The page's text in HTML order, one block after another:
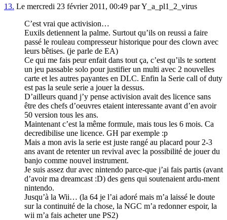
13. Le mercredi 23 février 2011, 00:49 par Y_a_pl1_2_virus
C’est vrai que activision…
Euxils detiennent la palme. Surtout qu’ils on reussi a faire
passé le rouleau compresseur historique pour des clown avec
leurs bêtises. (je parle de EA)
Ce qui me fais peur enfait dans tout ça, c’est qu’ils te sortent
un jeu passable solo pour justifier un multi avec 2 nouvelles
carte et les autres payantes en DLC. Enfin la Serie call of duty
est pas la seule serie a jouer la dessus.
D’ailleurs quand j’y pense activision avait des licence sans
être des chefs d’oeuvres etaient interessante avant d’en avoir
50 version tous les ans.
Maintenant c’est la même formule, mais tous les 6 mois. Ca
decredibilise une licence. GH par exemple :p
Mais a mon avis la serie est juste rangé au placard pour 2-3
ans avant de retenter un revival avec la possibilité de jouer du
banjo comme nouvel instrument.
Je suis assez dur avec nintendo parce-que j’ai fais partis (avant
d’avoir ma dreamcast :D) des gens qui soutenaient ardu-ment
nintendo.
Jusqu’à la Wii… (la 64 je l’ai adoré mais m’a laissé le doute
sur la continuité de la chose, la NGC m’a redonner espoir, la
wii m’a fais acheter une PS2)